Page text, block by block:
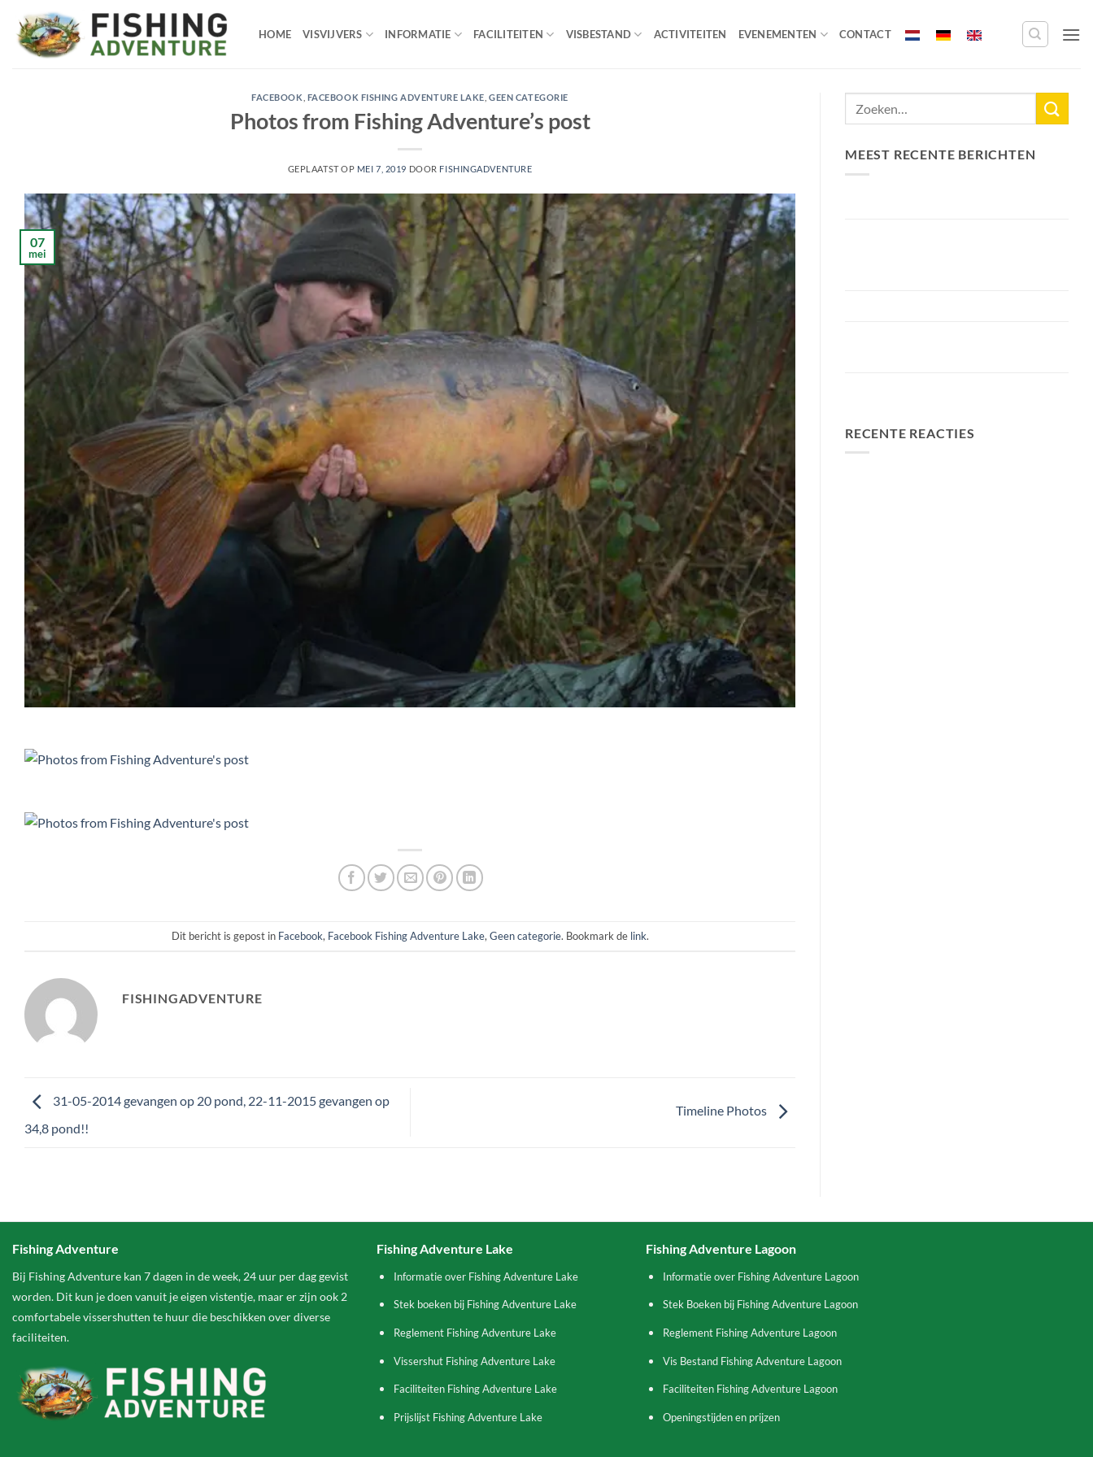
naar
HOME VISVIJVERS INFORMATIE FACILITEITEN VISBESTAND ACTIVITEITEN EVENEMENTEN CONTACT
FACEBOOK FACEBOOK FISHING ADVENTURE LAKE ,GEEN CATEGORIE
Photos from Fishing Adventure’s post
GEPLAATST OP MEI 7, 2019 DOOR FISHINGADVENTURE
07
mei
Dit bericht is gepost in Facebook, Facebook Fishing Adventure Lake, Geen categorie. Bookmark de link.
FISHINGADVENTURE
31-05-2014 gevangen op 20 pond, 22-11-2015 gevangen op
34,8 pond!!
Timeline Photos
MEEST RECENTE BERICHTEN
RECENTE REACTIES
Fishing Adventure
Bij Fishing Adventure kan 7 dagen in de week, 24 uur per dag gevist
worden. Dit kun je doen vanuit je eigen vistentje, maar er zijn ook 2
comfortabele vissershutten te huur die beschikken over diverse
faciliteiten.
Fishing Adventure Lake
Informatie over Fishing Adventure Lake
Stek boeken bij Fishing Adventure Lake
Reglement Fishing Adventure Lake
Vissershut Fishing Adventure Lake
Faciliteiten Fishing Adventure Lake
Prijslijst Fishing Adventure Lake
Fishing Adventure Lagoon
Informatie over Fishing Adventure Lagoon
Stek Boeken bij Fishing Adventure Lagoon
Reglement Fishing Adventure Lagoon
Vis Bestand Fishing Adventure Lagoon
Faciliteiten Fishing Adventure Lagoon
Openingstijden en prijzen